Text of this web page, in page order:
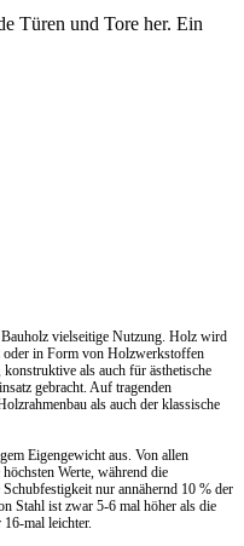
Türen und Tore her. Ein
vielseitige Nutzung. Holz wird
in Form von Holzwerkstoffen
als auch für ästhetische
gebracht. Auf tragenden
als auch der klassische
Eigengewicht aus. Von allen
Werte, während die
nur annähernd 10 % der
Stahl ist zwar 5-6 mal höher als die
mal leichter.